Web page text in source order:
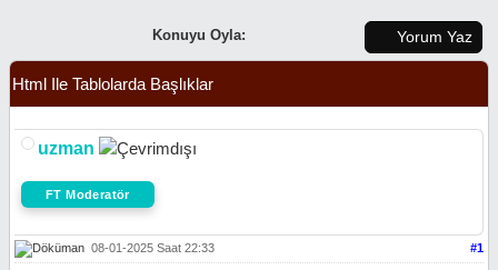
Yorum Yaz
Konuyu Oyla:
Html Ile Tablolarda Başlıklar
uzman
FT Moderatör
#1
08-01-2025 Saat 22:33